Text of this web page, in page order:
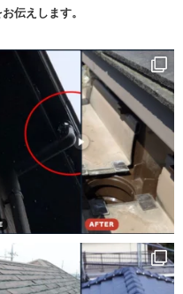
伝えします。